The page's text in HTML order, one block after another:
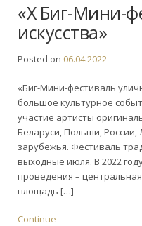
«X Биг-Мини-
искусства»
Posted on 06.04.2022
«Биг-Мини-фестиваль
большое культурное
участие артисты
Беларуси, Польши, России,
зарубежья. Фестиваль
выходные июля. В 2022
проведения –
площадь […]
Continue